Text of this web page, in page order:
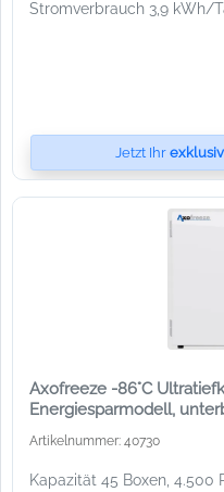
Stromverbrauch 3,9 kWh/
Jetzt Ihr
Axofreeze -86°C
Energiesparmodell,
Artikelnummer: 40730
Kapazität 45 Boxen, 4.500